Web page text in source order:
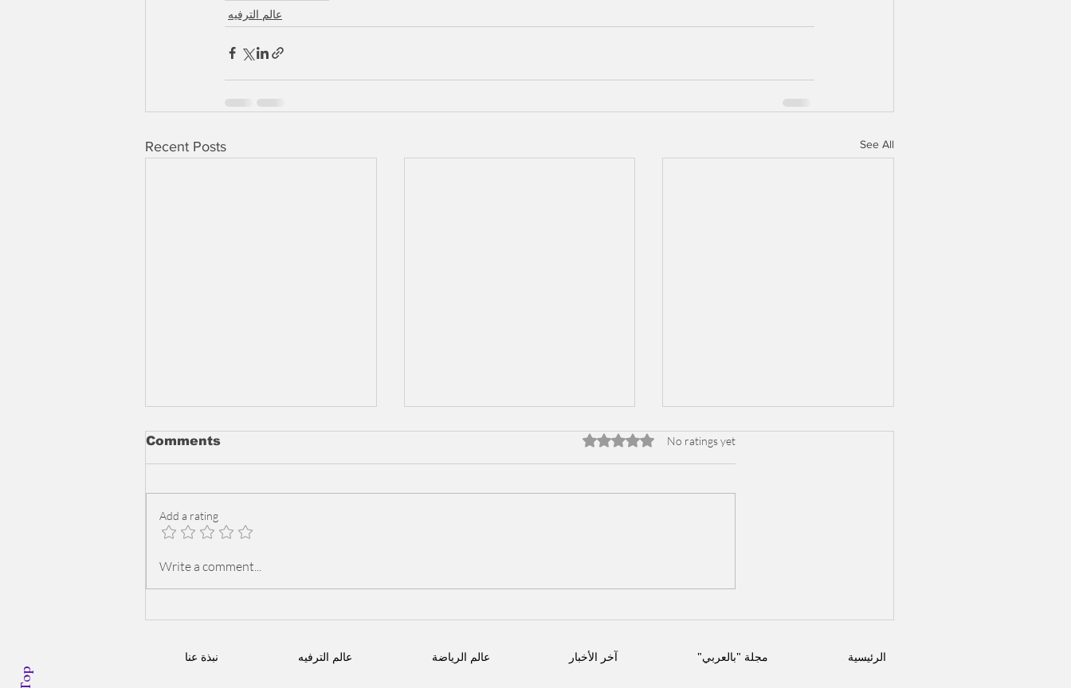
عالم الترفيه
Recent Posts See All
محمد رمضان يغني أغنية كأس
Comments Rated 0 out of 5 stars.
No ratings yet
Add a rating
Write a comment...
الرئيسية مجلة "بالعربي" آخر الأخبار عالم الرياضة عالم الترفيه نبذة عنا